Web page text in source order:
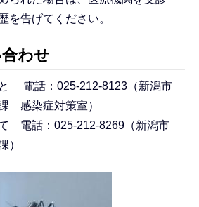
を告げてください。
わせ
電話：025-212-8123（新潟市
感染症対策室）
電話：025-212-8269（新潟市
）